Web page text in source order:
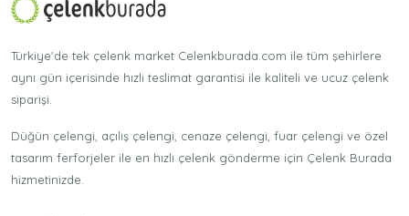
Türkiye'de tek çelenk market Celenkburada.com ile tüm şehirlere
aynı gün içerisinde hızlı teslimat garantisi ile kaliteli ve ucuz çelenk
siparişi.
Düğün çelengi, açılış çelengi, cenaze çelengi, fuar çelengi ve özel
tasarım ferforjeler ile en hızlı çelenk gönderme için Çelenk Burada
hizmetinizde.